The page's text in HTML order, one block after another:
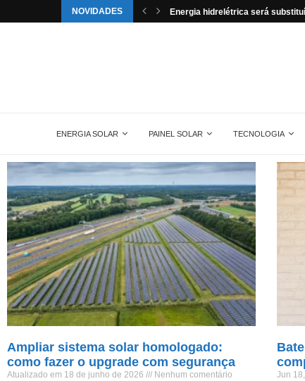
NOVIDADES
pela energia solar nos... Aldo é o novo distribuidor da
ENERGIA SOLAR PAINEL SOLAR TECNOLOGIA
Ampliar sistema solar homologado:
como fazer o upgrade com segurança
Atualizado em 18 de junho de 2026 Nenhum comentário Jun